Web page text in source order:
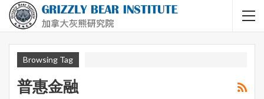
Browsing Tag
普惠金融